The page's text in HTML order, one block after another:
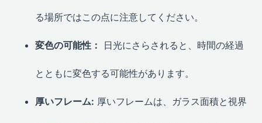
る場所ではこの点に注意してください。
変色の可能性： 日光にさらされると、時間の経過
とともに変色する可能性があります。
厚いフレーム: 厚いフレームは、ガラス面積と視界